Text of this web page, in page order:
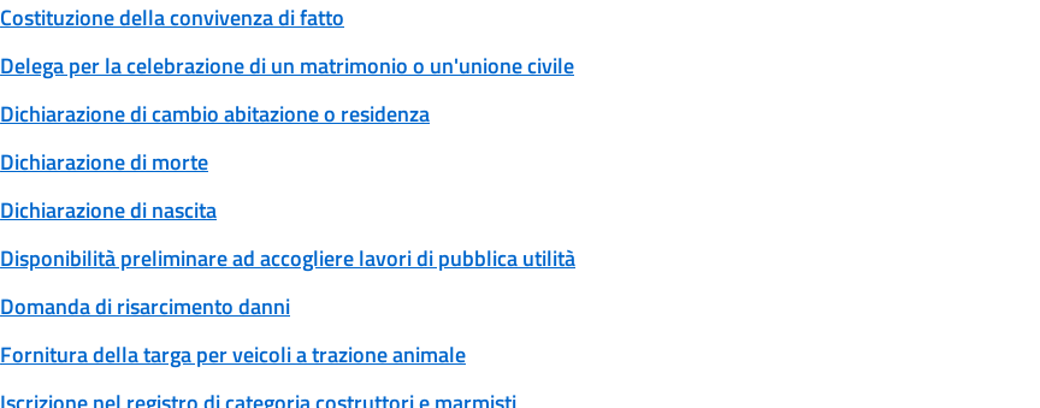
Costituzione della convivenza di fatto
Delega per la celebrazione di un matrimonio o un'unione civile
Dichiarazione di cambio abitazione o residenza
Dichiarazione di morte
Dichiarazione di nascita
Disponibilità preliminare ad accogliere lavori di pubblica utilità
Domanda di risarcimento danni
Fornitura della targa per veicoli a trazione animale